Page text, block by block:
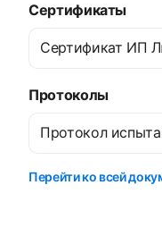
Сертификаты
Сертификат ИП
Протоколы
Протокол
Перейти ко всей